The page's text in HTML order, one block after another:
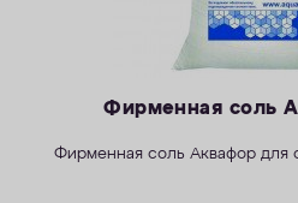
Фирменная соль
Фирменная соль Аквафор для